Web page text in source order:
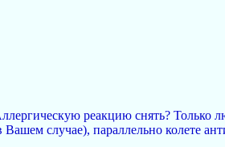
реакцию снять? Только
случае), параллельно колете